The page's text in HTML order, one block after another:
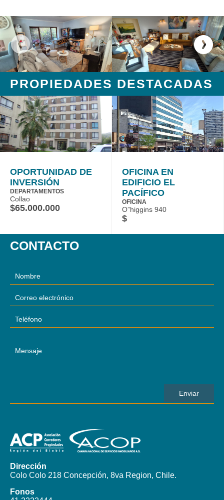
PROPIEDADES DESTACADAS
OPORTUNIDAD DE
INVERSIÓN
DEPARTAMENTOS
Collao
$65.000.000
OFICINA EN
EDIFICIO EL
PACÍFICO
OFICINA
O”higgins 940
$
CONTACTO
Dirección
Colo Colo 218 Concepción, 8va Region, Chile.
Fonos